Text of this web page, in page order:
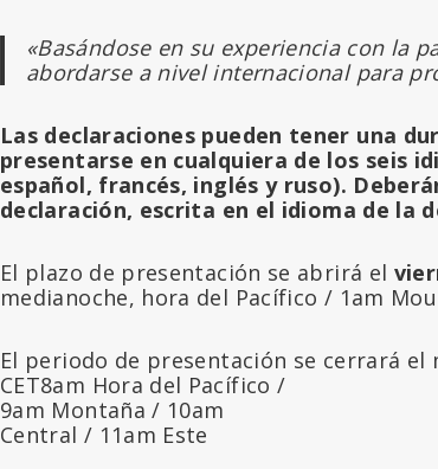
«Basándose en su experiencia con la
abordarse a nivel internacional para
Las declaraciones pueden tener una
presentarse en cualquiera de los seis
español, francés, inglés y ruso).
declaración, escrita en el idioma de la
El plazo de presentación se abrirá el
medianoche, hora del Pacífico / 1am
El periodo de presentación se cerrará
CET8am Hora del Pacífico /
9am Montaña / 10am
Central / 11am Este